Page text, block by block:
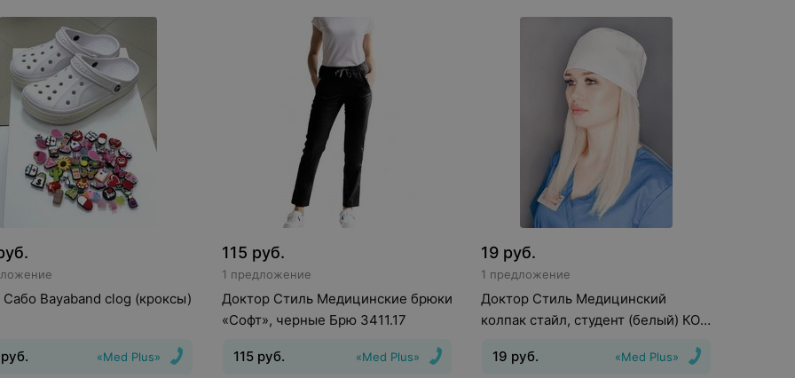
Сабо Bayaband clog (кроксы)
«Med Plus»
руб.
115 руб.
1 предложение
Доктор Стиль Медицинские брюки
«Софт», черные Брю 3411.17
«Med Plus»
115 руб.
19 руб.
1 предложение
Доктор Стиль Медицинский
колпак стайл, студент (белый) КО
«Med Plus»
19 руб.